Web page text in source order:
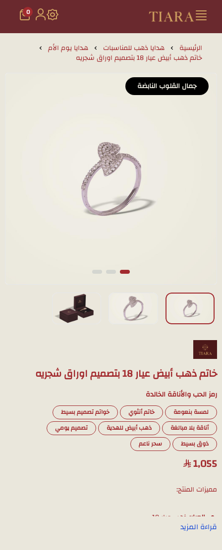
تيارا للذهب والمجوهرات
0
الرئيسية هدايا ذهب للمناسبات هدايا يوم الأم
خاتم ذهب أبيض عيار 18 بتصميم اوراق شجريه
جمال القلوب النابضة
خاتم ذهب أبيض عيار 18 بتصميم اوراق شجريه
رمز الحب والأناقة الخالدة
لمسة بنعومة خاتم أنثوي
خواتم تصميم بسيط
أناقة بلا مبالغة
ذهب أبيض للهدية
تصميم يومي
ذوق بسيط
سحر ناعم
1,055
مميزات المنتج:
العيار: ذهب عيار 18
نوع الأحجار:
قراءة المزيد